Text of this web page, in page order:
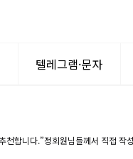
텔레그램·문자
3일 무료체험